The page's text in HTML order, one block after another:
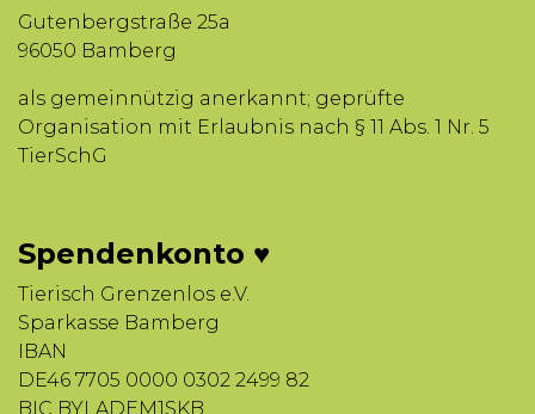
Gutenbergstraße 25a
96050 Bamberg
als gemeinnützig anerkannt; geprüfte
Organisation mit Erlaubnis nach § 11 Abs. 1 Nr. 5
TierSchG
Spendenkonto ♥
Tierisch Grenzenlos e.V.
Sparkasse Bamberg
IBAN
DE46 7705 0000 0302 2499 82
BIC BYLADEM1SKB